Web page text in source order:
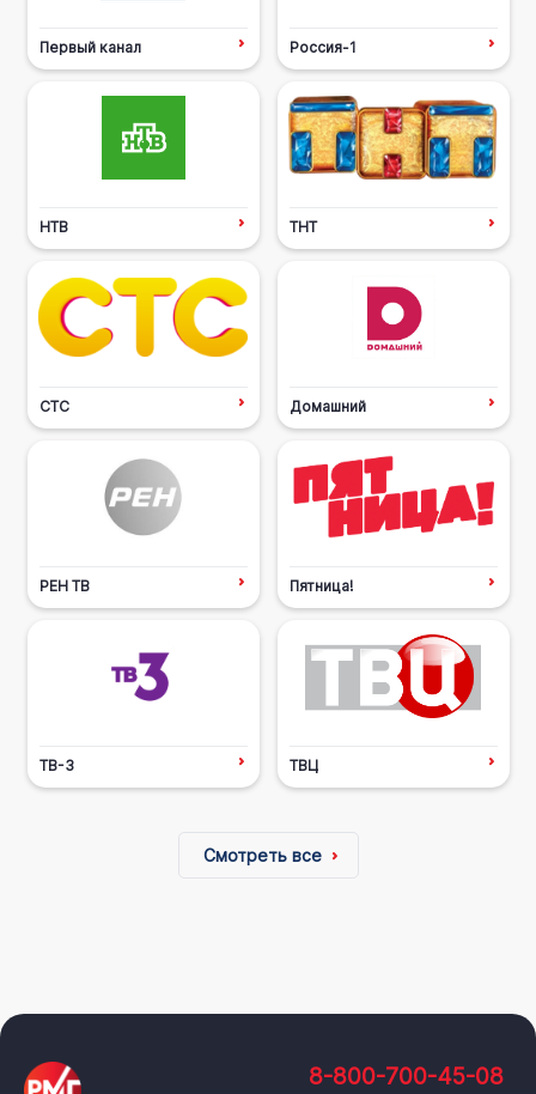
Первый канал Россия-1
НТВ ТНТ
СТС Домашний
РЕН ТВ Пятница!
ТВ-3 ТВЦ
Смотреть все
8-800-700-45-08